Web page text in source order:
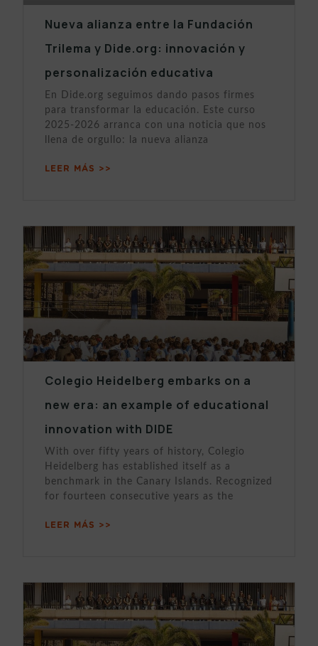
Nueva alianza entre la Fundación
Trilema y Dide.org: innovación y
personalización educativa
En Dide.org seguimos dando pasos firmes
para transformar la educación. Este curso
2025-2026 arranca con una noticia que nos
llena de orgullo: la nueva alianza
LEER MÁS >>
Colegio Heidelberg embarks on a
new era: an example of educational
innovation with DIDE
With over fifty years of history, Colegio
Heidelberg has established itself as a
benchmark in the Canary Islands. Recognized
for fourteen consecutive years as the
LEER MÁS >>